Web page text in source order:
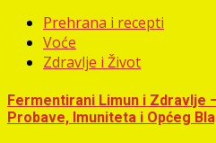
Prehrana i recepti
Voće
Zdravlje i Život
Fermentirani Limun i Zdravlje
Probave, Imuniteta i Općeg